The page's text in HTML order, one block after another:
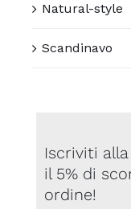
Natural-style
Scandinavo
Iscriviti
il 5% di
ordine!